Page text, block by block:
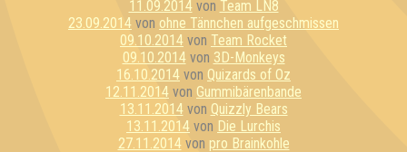
11.09.2014von Team LN8
23.09.2014 von ohne Tännchen aufgeschmissen
09.10.2014 von Team Rocket
09.10.2014von 3D-Monkeys
16.10.2014 von Quizards of Oz
12.11.2014 von Gummibärenbande
13.11.2014von Quizzly Bears
13.11.2014 von Die Lurchis
27.11.2014von pro Brainkohle